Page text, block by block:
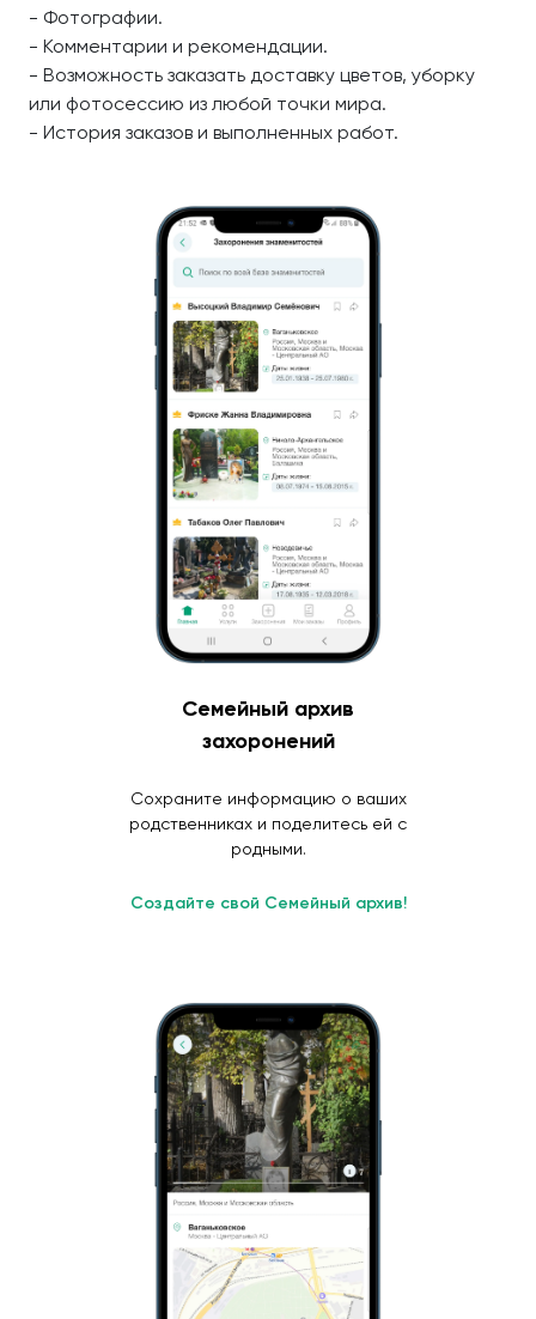
- Фотографии.
- Комментарии и рекомендации.
- Возможность заказать доставку цветов, уборку
или фотосессию из любой точки мира.
- История заказов и выполненных работ.
Семейный архив
захоронений
Сохраните информацию о ваших
родственниках и поделитесь ей с
родными.
Создайте свой Семейный архив!